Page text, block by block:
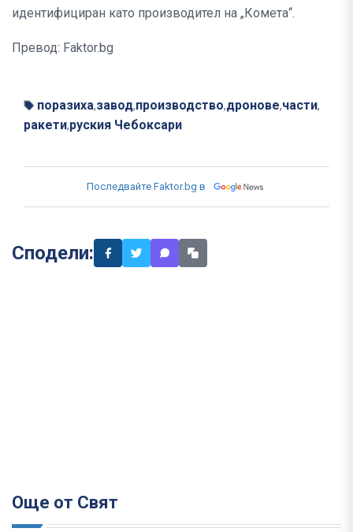
идентифициран като производител на „Комета“.
Превод: Faktor.bg
поразиха,завод,производство,дронове,части,
ракети,руския Чебоксари
Последвайте Faktor.bg в
Сподели:
Още от Свят